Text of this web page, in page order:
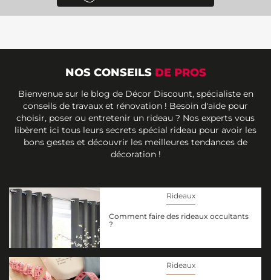
NOS CONSEILS DE PROS
Bienvenue sur le blog de Décor Discount, spécialiste en
conseils de travaux et rénovation ! Besoin d'aide pour
choisir, poser ou entretenir un rideau ? Nos experts vous
libèrent ici tous leurs secrets spécial rideau pour avoir les
bons gestes et découvrir les meilleures tendances de
décoration !
Rideaux
Comment faire des rideaux occultants
?
Rideaux